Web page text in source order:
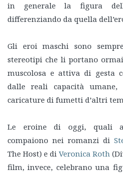
in generale la figura
differenziando da quella
Gli eroi maschi sono
stereotipi che li portano
muscolosa e attiva di gesta
dalle reali capacità
caricature di fumetti d’altri
Le eroine di oggi, quali
compaiono nei romanzi di
The Host) e di Veronica Roth
film, invece, celebrano una